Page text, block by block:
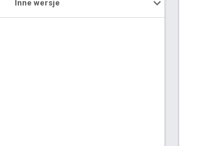
Inne wersje